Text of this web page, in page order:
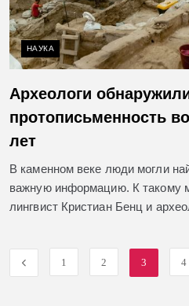
НАУКА
Археологи
протописьменность
лет
В каменном веке люди могли
важную информацию. К такому
лингвист Кристиан Бенц и
1 2 3 4